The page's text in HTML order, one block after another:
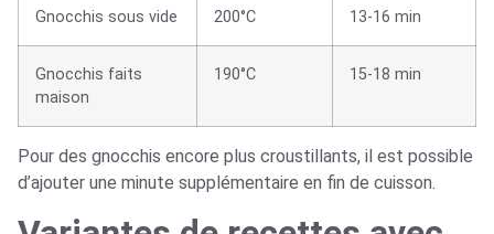
Gnocchis sous vide 200°C 13-16 min
Gnocchis faits
maison
190°C 15-18 min
Pour des gnocchis encore plus croustillants, il est possible
d’ajouter une minute supplémentaire en fin de cuisson.